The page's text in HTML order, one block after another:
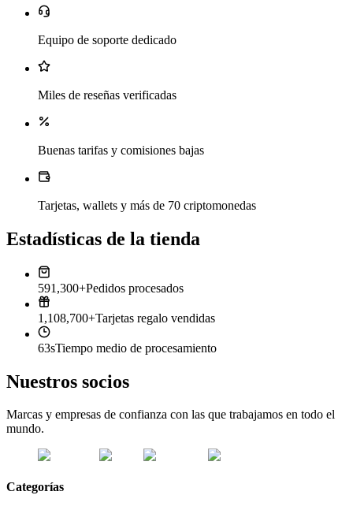
Equipo de soporte dedicado
Miles de reseñas verificadas
Buenas tarifas y comisiones bajas
Tarjetas, wallets y más de 70 criptomonedas
Estadísticas de la tienda
591,300+Pedidos procesados
1,108,700+Tarjetas regalo vendidas
63sTiempo medio de procesamiento
Nuestros socios
Marcas y empresas de confianza con las que trabajamos en todo el
mundo.
Categorías